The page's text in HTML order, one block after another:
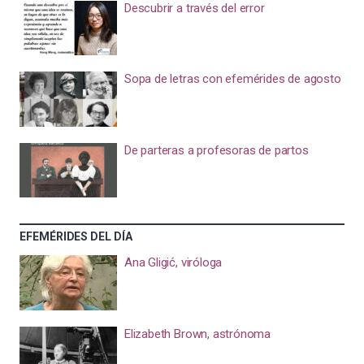
Descubrir a través del error
Sopa de letras con efemérides de agosto
De parteras a profesoras de partos
EFEMÉRIDES DEL DÍA
Ana Gligić, viróloga
Elizabeth Brown, astrónoma